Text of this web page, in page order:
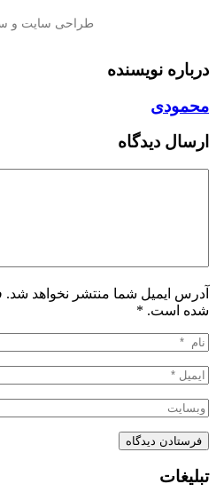
درباره نویسنده
محمودی
ارسال دیدگاه
آدرس ایمیل شما منتشر نخواهد
شده است. *
تبلیغات